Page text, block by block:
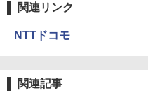
関連リンク
NTTドコモ
関連記事